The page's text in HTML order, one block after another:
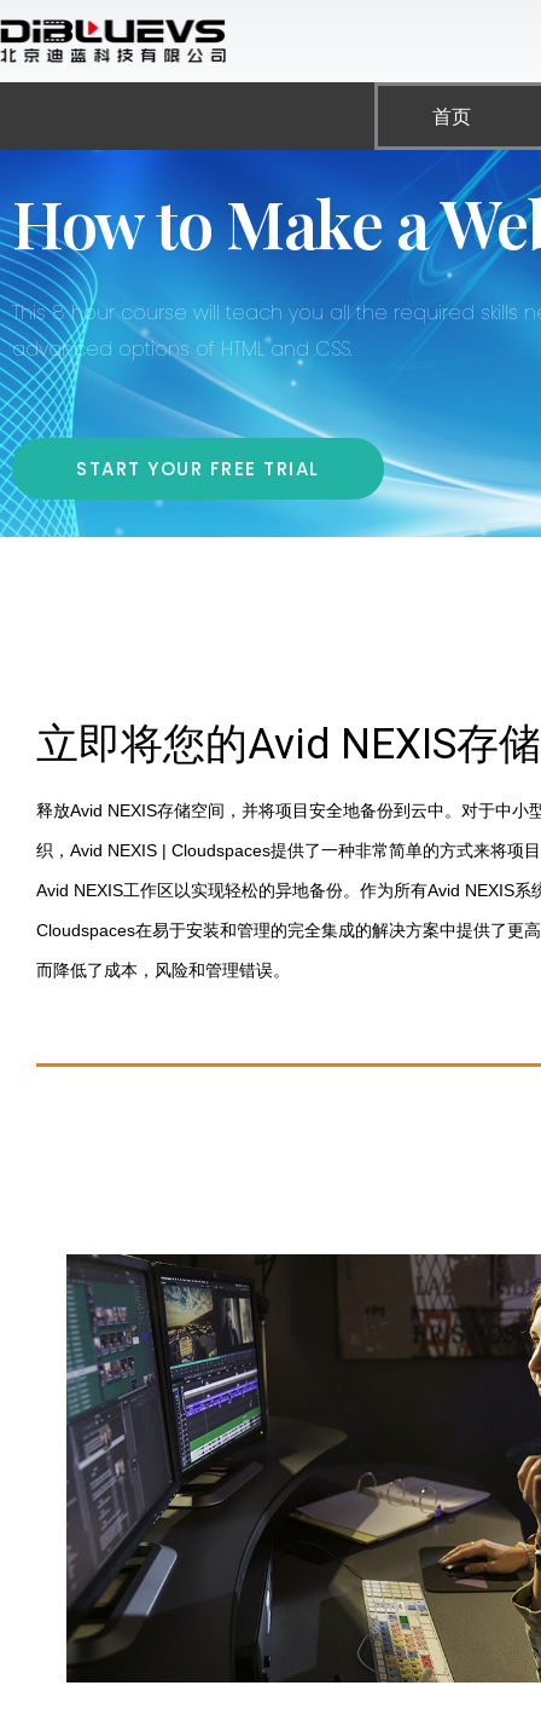
跳
至
内
首页
How to Make a
This 8 hour course will teach you all the required
advanced options of HTML and CSS.
START YOUR FREE TRIAL
立即将您的Avid NEXIS存
释放Avid NEXIS存储空间，并将项目安全地备份到云中。对于中小
织，Avid NEXIS | Cloudspaces提供了一种非常简单的方式来将项
Avid NEXIS工作区以实现轻松的异地备份。作为所有Avid NEXIS系
Cloudspaces在易于安装和管理的完全集成的解决方案中提供了更
而降低了成本，风险和管理错误。